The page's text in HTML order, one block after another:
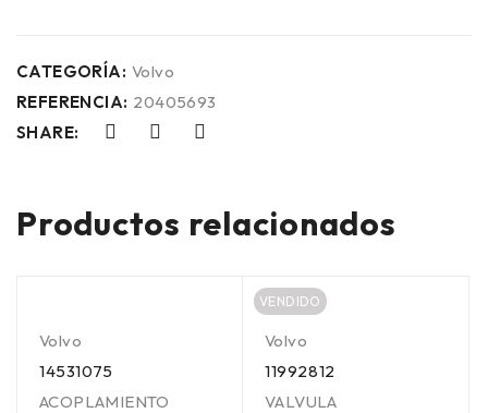
CATEGORÍA: Volvo
REFERENCIA: 20405693
SHARE:
Productos relacionados
Volvo
14531075
ACOPLAMIENTO
VENDIDO
Volvo
11992812
VALVULA